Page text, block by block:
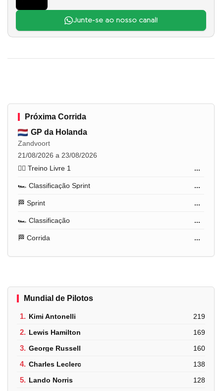
Junte-se ao nosso canal!
Próxima Corrida
GP da Holanda
Zandvoort
21/08/2026 a 23/08/2026
🏋️‍♂️ Treino Livre 1
...
🏎️ Classificação Sprint ...
🏁 Sprint ...
🏎️ Classificação ...
🏁 Corrida ...
Mundial de Pilotos
1. Kimi Antonelli 219
2. Lewis Hamilton 169
3. George Russell 160
4. Charles Leclerc 138
5. Lando Norris 128